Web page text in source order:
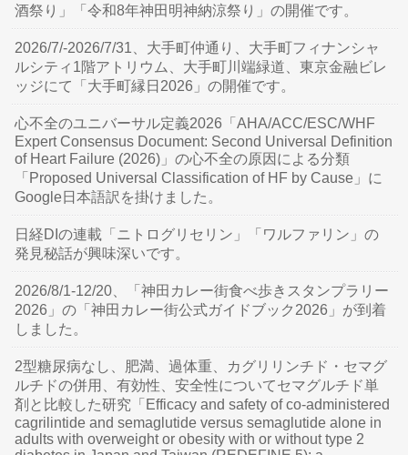
酒祭り」「令和8年神田明神納涼祭り」の開催です。
2026/7/-2026/7/31、大手町仲通り、大手町フィナンシャ
ルシティ1階アトリウム、大手町川端緑道、東京金融ビレ
ッジにて「大手町縁日2026」の開催です。
心不全のユニバーサル定義2026「AHA/ACC/ESC/WHF
Expert Consensus Document: Second Universal Definition
of Heart Failure (2026)」の心不全の原因による分類
「Proposed Universal Classification of HF by Cause」に
Google日本語訳を掛けました。
日経DIの連載「ニトログリセリン」「ワルファリン」の
発見秘話が興味深いです。
2026/8/1-12/20、「神田カレー街食べ歩きスタンプラリー
2026」の「神田カレー街公式ガイドブック2026」が到着
しました。
2型糖尿病なし、肥満、過体重、カグリリンチド・セマグ
ルチドの併用、有効性、安全性についてセマグルチド単
剤と比較した研究「Efficacy and safety of co-administered
cagrilintide and semaglutide versus semaglutide alone in
adults with overweight or obesity with or without type 2